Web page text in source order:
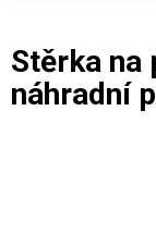
Stěrka na
náhradní